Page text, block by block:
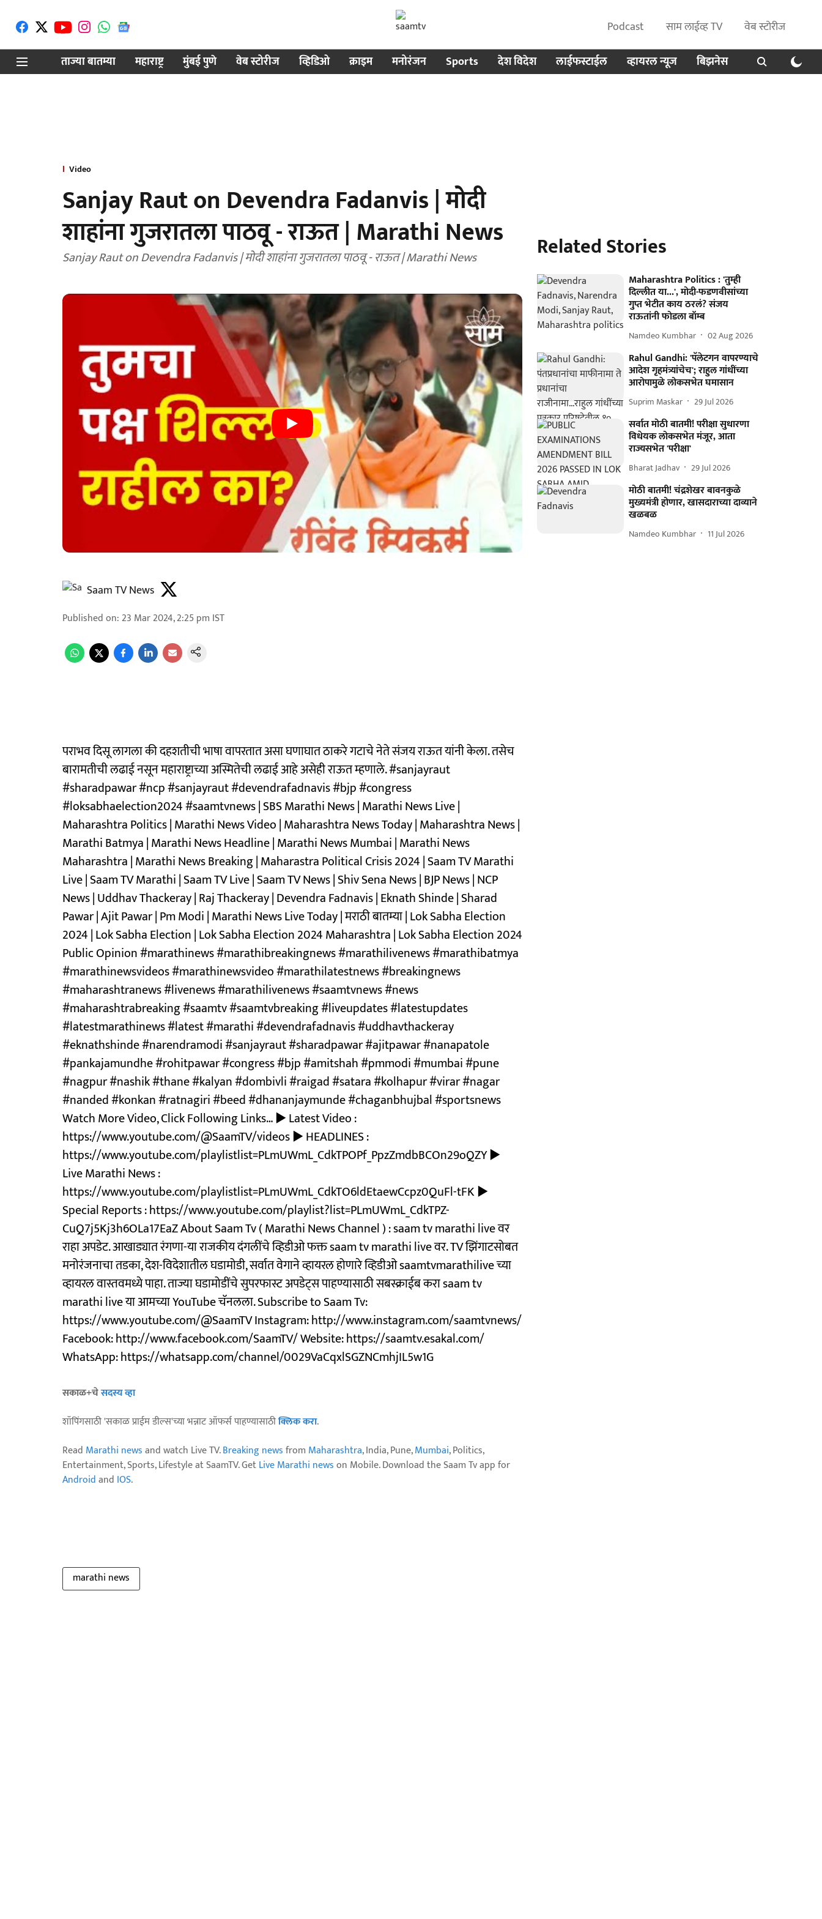
Podcast साम लाईव्ह TV
वेब स्टोरीज
ताज्या बातम्या
महाराष्ट्र मुंबई पुणे वेब स्टोरीज व्हिडिओ क्राइम मनोरंजन Sports देश विदेश लाईफस्टाईल व्हायरल न्यूज बिझनेस
Video
Sanjay Raut on Devendra Fadanvis | मोदी
शाहांना गुजरातला पाठवू - राऊत | Marathi News
Sanjay Raut on Devendra Fadanvis | मोदी शाहांना गुजरातला पाठवू - राऊत | Marathi News
Saam TV News
Published on: 23 Mar 2024, 2:25 pm IST
पराभव दिसू लागला की दहशतीची भाषा वापरतात असा घणाघात ठाकरे गटाचे नेते संजय राऊत यांनी केला. तसेच
बारामतीची लढाई नसून महाराष्ट्राच्या अस्मितेची लढाई आहे असेही राऊत म्हणाले. #sanjayraut
#sharadpawar #ncp #sanjayraut #devendrafadnavis #bjp #congress
#loksabhaelection2024 #saamtvnews | SBS Marathi News | Marathi News Live |
Maharashtra Politics | Marathi News Video | Maharashtra News Today | Maharashtra News |
Marathi Batmya | Marathi News Headline | Marathi News Mumbai | Marathi News
Maharashtra | Marathi News Breaking | Maharastra Political Crisis 2024 | Saam TV Marathi
Live | Saam TV Marathi | Saam TV Live | Saam TV News | Shiv Sena News | BJP News | NCP
News | Uddhav Thackeray | Raj Thackeray | Devendra Fadnavis | Eknath Shinde | Sharad
Pawar | Ajit Pawar | Pm Modi | Marathi News Live Today | मराठी बातम्या | Lok Sabha Election
2024 | Lok Sabha Election | Lok Sabha Election 2024 Maharashtra | Lok Sabha Election 2024
Public Opinion #marathinews #marathibreakingnews #marathilivenews #marathibatmya
#marathinewsvideos #marathinewsvideo #marathilatestnews #breakingnews
#maharashtranews #livenews #marathilivenews #saamtvnews #news
#maharashtrabreaking #saamtv #saamtvbreaking #liveupdates #latestupdates
#latestmarathinews #latest #marathi #devendrafadnavis #uddhavthackeray
#eknathshinde #narendramodi #sanjayraut #sharadpawar #ajitpawar #nanapatole
#pankajamundhe #rohitpawar #congress #bjp #amitshah #pmmodi #mumbai #pune
#nagpur #nashik #thane #kalyan #dombivli #raigad #satara #kolhapur #virar #nagar
#nanded #konkan #ratnagiri #beed #dhananjaymunde #chaganbhujbal #sportsnews
Watch More Video, Click Following Links… ► Latest Video :
https://www.youtube.com/@SaamTV/videos ► HEADLINES :
https://www.youtube.com/playlistlist=PLmUWmL_CdkTPOPf_PpzZmdbBCOn29oQZY ►
Live Marathi News :
https://www.youtube.com/playlistlist=PLmUWmL_CdkTO6ldEtaewCcpz0QuFl-tFK ►
Special Reports : https://www.youtube.com/playlist?list=PLmUWmL_CdkTPZ-
CuQ7j5Kj3h6OLa17EaZ About Saam Tv ( Marathi News Channel ) : saam tv marathi live वर
राहा अपडेट. आखाड्यात रंगणा-या राजकीय दंगलींचे व्हिडीओ फक्त saam tv marathi live वर. TV झिंगाटसोबत
मनोरंजनाचा तडका, देश-विदेशातील घडामोडी, सर्वात वेगाने व्हायरल होणारे व्हिडीओ saamtvmarathilive च्या
व्हायरल वास्तवमध्ये पाहा. ताज्या घडामोडींचे सुपरफास्ट अपडेट्स पाहण्यासाठी सबस्क्राईब करा saam tv
marathi live या आमच्या YouTube चॅनलला. Subscribe to Saam Tv:
https://www.youtube.com/@SaamTV Instagram: http://www.instagram.com/saamtvnews/
Facebook: http://www.facebook.com/SaamTV/ Website: https://saamtv.esakal.com/
WhatsApp: https://whatsapp.com/channel/0029VaCqxlSGZNCmhjIL5w1G
सकाळ+चेसदस्य व्हा
शॉपिंगसाठी 'सकाळ प्राईम डील्स'च्या भन्नाट ऑफर्स पाहण्यासाठीक्लिक करा.
Read Marathi newsand watch Live TV.Breaking newsfrom Maharashtra, India, Pune,Mumbai, Politics,
Entertainment, Sports, Lifestyle at SaamTV. GetLive Marathi newson Mobile. Download the Saam Tv app for
Androidand IOS.
marathi news
Related Stories
Maharashtra Politics : 'तुम्ही
दिल्लीत या...', मोदी-फडणवीसांच्या
गुप्त भेटीत काय ठरलं? संजय
राऊतांनी फोडला बॉम्ब
Namdeo Kumbhar 02 Aug 2026
Rahul Gandhi: 'पॅलेटगन वापरण्याचे
आदेश गृहमंत्र्यांचेच'; राहुल गांधींच्या
आरोपामुळे लोकसभेत घमासान
Suprim Maskar 29 Jul 2026
सर्वात मोठी बातमी! परीक्षा सुधारणा
विधेयक लोकसभेत मंजूर, आता
राज्यसभेत 'परीक्षा'
Bharat Jadhav 29 Jul 2026
मोठी बातमी! चंद्रशेखर बावनकुळे
मुख्यमंत्री होणार, खासदाराच्या दाव्याने
खळबळ
Namdeo Kumbhar 11 Jul 2026